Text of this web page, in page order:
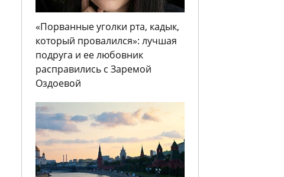
«Порванные уголки рта, кадык,
который провалился»: лучшая
подруга и ее любовник
расправились с Заремой
Оздоевой